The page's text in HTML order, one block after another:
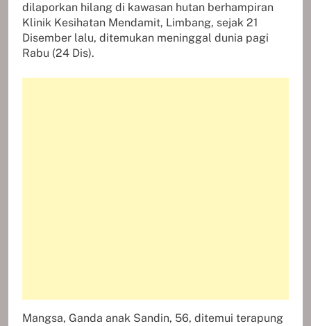
dilaporkan hilang di kawasan hutan berhampiran
Klinik Kesihatan Mendamit, Limbang, sejak 21
Disember lalu, ditemukan meninggal dunia pagi
Rabu (24 Dis).
Mangsa, Ganda anak Sandin, 56, ditemui terapung